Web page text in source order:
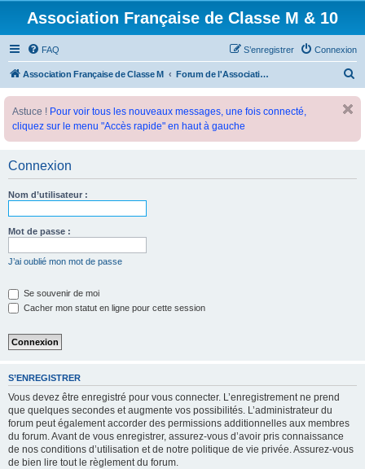
Association Française de Classe M & 10
FAQ Connexion
S’enregistrer
Association Française de Classe M Forum de l'Association Française de Classe M
Astuce ! Pour voir tous les nouveaux messages, une fois connecté,
cliquez sur le menu "Accès rapide" en haut à gauche
Connexion
Nom d’utilisateur :
Mot de passe :
J’ai oublié mon mot de passe
Se souvenir de moi
Cacher mon statut en ligne pour cette session
S’ENREGISTRER
Vous devez être enregistré pour vous connecter. L’enregistrement ne prend
que quelques secondes et augmente vos possibilités. L’administrateur du
forum peut également accorder des permissions additionnelles aux membres
du forum. Avant de vous enregistrer, assurez-vous d’avoir pris connaissance
de nos conditions d’utilisation et de notre politique de vie privée. Assurez-vous
de bien lire tout le règlement du forum.